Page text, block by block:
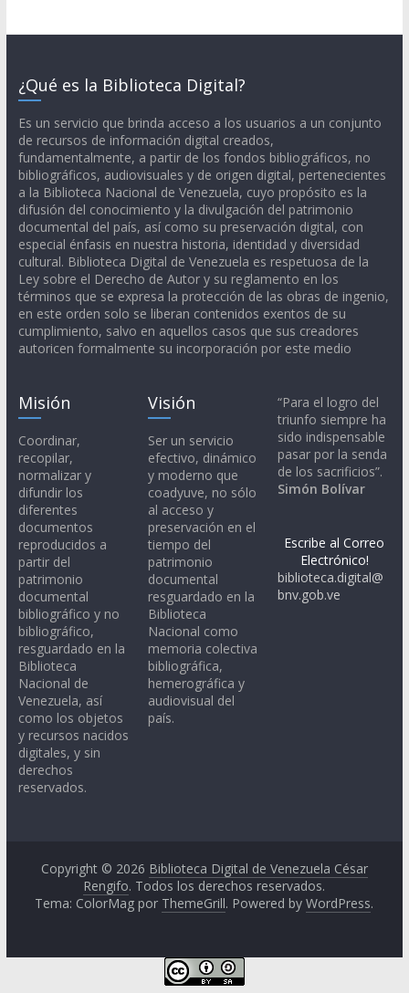
¿Qué es la Biblioteca Digital?
Es un servicio que brinda acceso a los usuarios a un conjunto
de recursos de información digital creados,
fundamentalmente, a partir de los fondos bibliográficos, no
bibliográficos, audiovisuales y de origen digital, pertenecientes
a la Biblioteca Nacional de Venezuela, cuyo propósito es la
difusión del conocimiento y la divulgación del patrimonio
documental del país, así como su preservación digital, con
especial énfasis en nuestra historia, identidad y diversidad
cultural. Biblioteca Digital de Venezuela es respetuosa de la
Ley sobre el Derecho de Autor y su reglamento en los
términos que se expresa la protección de las obras de ingenio,
en este orden solo se liberan contenidos exentos de su
cumplimiento, salvo en aquellos casos que sus creadores
autoricen formalmente su incorporación por este medio
Misión
Coordinar,
recopilar,
normalizar y
difundir los
diferentes
documentos
reproducidos a
partir del
patrimonio
documental
bibliográfico y no
bibliográfico,
resguardado en la
Biblioteca
Nacional de
Venezuela, así
como los objetos
y recursos nacidos
digitales, y sin
derechos
reservados.
Visión
Ser un servicio
efectivo, dinámico
y moderno que
coadyuve, no sólo
al acceso y
preservación en el
tiempo del
patrimonio
documental
resguardado en la
Biblioteca
Nacional como
memoria colectiva
bibliográfica,
hemerográfica y
audiovisual del
país.
“Para el logro del
triunfo siempre ha
sido indispensable
pasar por la senda
de los sacrificios”.
Simón Bolívar
Escribe al Correo
Electrónico!
biblioteca.digital@
bnv.gob.ve
Copyright © 2026 Biblioteca Digital de Venezuela César
Rengifo. Todos los derechos reservados.
Tema: ColorMag por ThemeGrill. Powered byWordPress.